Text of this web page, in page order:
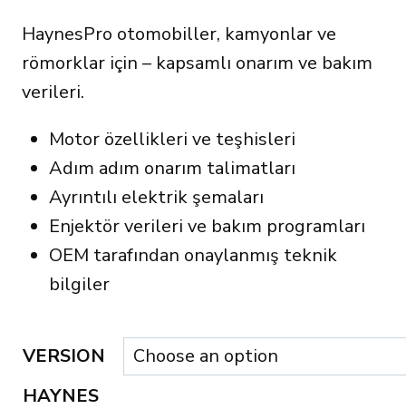
HaynesPro otomobiller, kamyonlar ve
römorklar için – kapsamlı onarım ve bakım
verileri.
Motor özellikleri ve teşhisleri
Adım adım onarım talimatları
Ayrıntılı elektrik şemaları
Enjektör verileri ve bakım programları
OEM tarafından onaylanmış teknik
bilgiler
VERSION
HAYNES